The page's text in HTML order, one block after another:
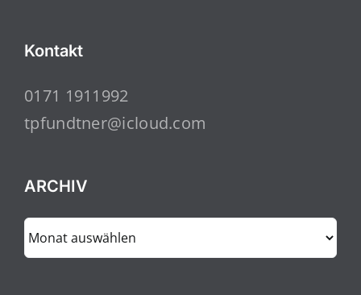
Kontakt
0171 1911992
tpfundtner@icloud.com
ARCHIV
ARCHIV